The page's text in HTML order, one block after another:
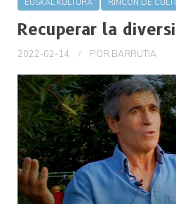
Recuperar la
2022-02-14 POR BARRUTIA